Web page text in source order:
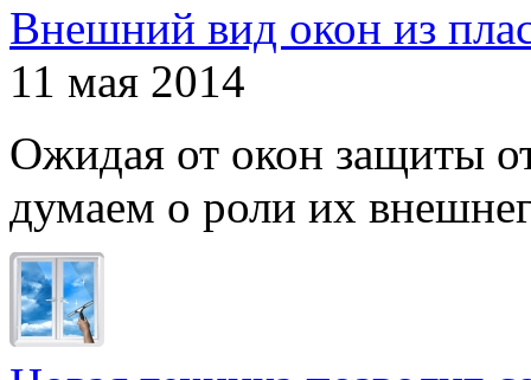
Внешний вид окон из
11 мая 2014
Ожидая от окон защиты
думаем о роли их